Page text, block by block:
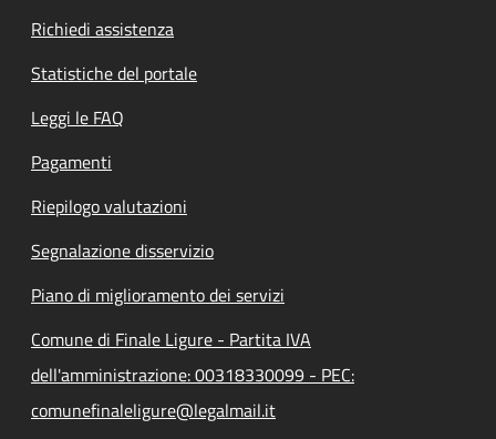
Richiedi assistenza
Statistiche del portale
Leggi le FAQ
Pagamenti
Riepilogo valutazioni
Segnalazione disservizio
Piano di miglioramento dei servizi
Comune di Finale Ligure - Partita IVA
dell'amministrazione: 00318330099 - PEC:
comunefinaleligure@legalmail.it